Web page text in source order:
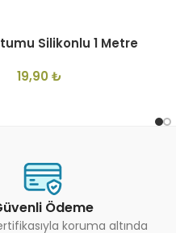
Silikonlu 1 Metre
19,90₺
Ödeme
koruma altında